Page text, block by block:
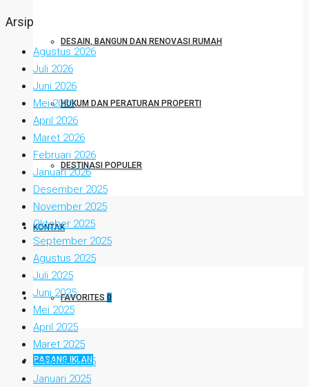
DESAIN, BANGUN DAN RENOVASI RUMAH
HUKUM DAN PERATURAN PROPERTI
DESTINASI POPULER
KONTAK
FAVORITES 0
PASANG IKLAN
Arsip
Agustus 2026
Juli 2026
Juni 2026
Mei 2026
April 2026
Maret 2026
Februari 2026
Januari 2026
Desember 2025
November 2025
Oktober 2025
September 2025
Agustus 2025
Juli 2025
Juni 2025
Mei 2025
April 2025
Maret 2025
Februari 2025
Januari 2025